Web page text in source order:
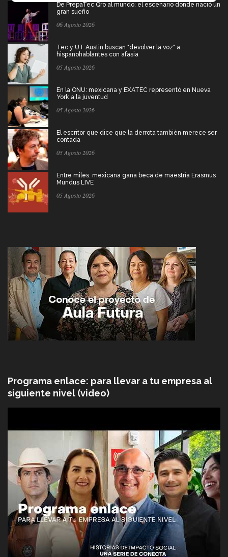
De PrepaTec Qro al mundo: el escenario donde nació un
gran sueño
06 Agosto 2026
Tec y UT Austin buscan "devolver la voz" a
hispanohablantes con afasia
05 Agosto 2026
En la ONU: mexicana y EXATEC representó en Nueva
York a la juventud
05 Agosto 2026
El escritor que dice que la derrota también merece ser
contada
05 Agosto 2026
Entre miles: mexicana gana beca de maestría Erasmus
Mundus LIVE
05 Agosto 2026
Programa enlace: para llevar a tu empresa al
siguiente nivel (video)